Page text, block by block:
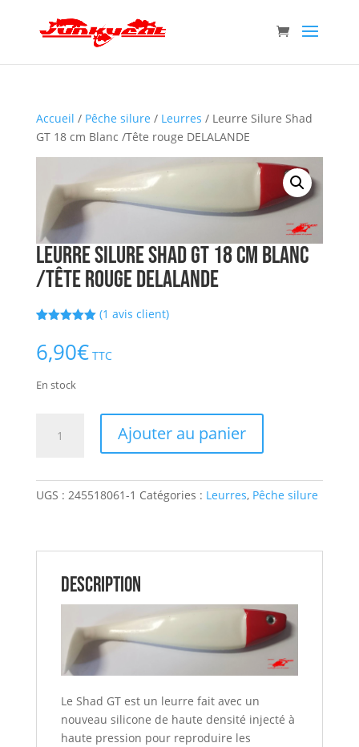
Accueil / Pêche silure / Leurres / Leurre Silure Shad
GT 18 cm Blanc /Tête rouge DELALANDE
Leurre Silure Shad GT 18 cm Blanc
/Tête rouge DELALANDE
basé sur
notation
(1 avis client)
6,90€ TTC
En stock
Silure
Shad
cm
/Tête
rouge
DELALANDE
Ajouter au panier
UGS : 245518061-1 Catégories : Leurres, Pêche silure
Description
Le Shad GT est un leurre fait avec un
nouveau silicone de haute densité injecté à
haute pression pour reproduire les